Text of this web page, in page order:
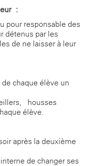
:
pour responsable des
détenus par les
de ne laisser à leur
chaque élève un
housses
élève.
après la deuxième
de changer ses